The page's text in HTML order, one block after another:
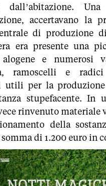
dall’abitazione.
accertavano la
di produzione
era presente una
alogene e numerosi
ramoscelli e
utili per la
stupefacente. In
rinvenuto materiale
della
di 1.200 euro in